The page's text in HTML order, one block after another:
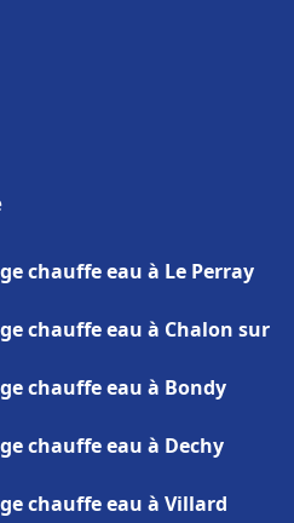
chauffe eau à Le Perray
chauffe eau à Chalon sur
chauffe eau à Bondy
chauffe eau à Dechy
chauffe eau à Villard